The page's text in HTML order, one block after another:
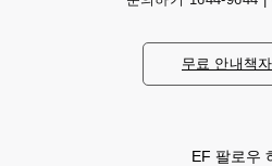
무료 안내책
EF 팔로우